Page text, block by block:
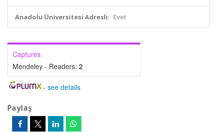
Anadolu Üniversitesi Adresli: Evet
Captures
Mendeley - Readers: 2
- see details
Paylaş